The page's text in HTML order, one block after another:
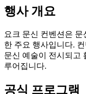
행사 개요
요크 문신 컨벤션은 문
한 주요 행사입니다.
문신 예술이 전시되고
루어집니다.
공식 프로그램